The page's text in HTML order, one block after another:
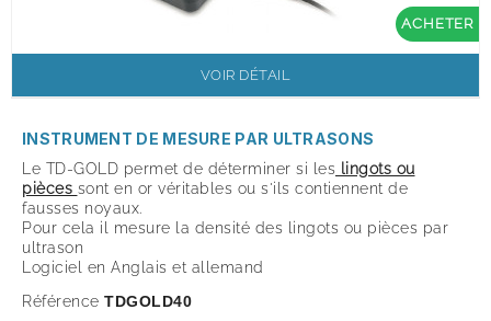
ACHETER
VOIR DÉTAIL
INSTRUMENT DE MESURE PAR ULTRASONS
Le TD-GOLD permet de déterminer si les lingots ou
pièces sont en or véritables ou s'ils contiennent de
fausses noyaux.
Pour cela il mesure la densité des lingots ou pièces par
ultrason
Logiciel en Anglais et allemand
Référence TDGOLD40